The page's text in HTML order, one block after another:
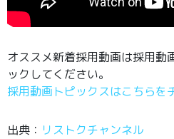
オススメ新着採用動画は採用動
ックしてください。
採用動画トピックスはこちらを
出典： リストクチャンネル